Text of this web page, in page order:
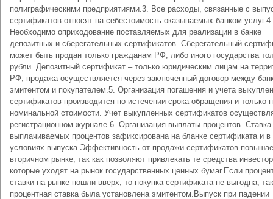
полиграфическими предприятиями.3. Все расходы, связанные с
сертификатов относят на себестоимость оказываемых банком услуг.4.
Необходимо оприходование поставляемых для реализации в банке
депозитных и сберегательных сертификатов. Сберегательный
может быть продан только гражданам РФ, либо иного государства
рубли. Депозитный сертификат – только юридическим лицам на
РФ; продажа осуществляется через заключенный договор между
эмитентом и покупателем.5. Организация погашения и учета
сертификатов производится по истечении срока обращения и только
номинальной стоимости. Учет выкупленных сертификатов
регистрационном журнале.6. Организация выплаты процентов. Ставка
выплачиваемых процентов зафиксирована на бланке сертификата и в
условиях выпуска.Эффективность от продажи сертификатов
вторичном рынке, так как позволяют привлекать те средства
которые уходят на рынок государственных ценных бумаг.Если
ставки на рынке пошли вверх, то покупка сертификата не выгодна,
процентная ставка была установлена эмитентом.Выпуск при падении